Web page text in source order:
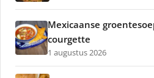
Mexicaanse
courgette
1 augustus 2026